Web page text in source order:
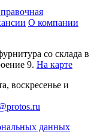
О компании
со склада в
9. На карте
воскресенье и
данных